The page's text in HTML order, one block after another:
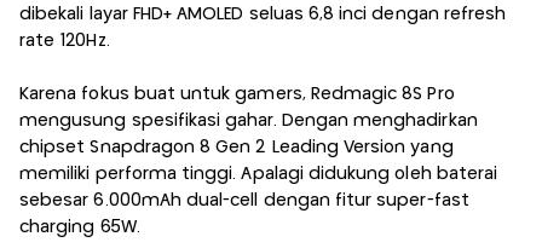
dibekali layar FHD+ AMOLED seluas 6,8 inci dengan refresh
rate 120Hz.
Karena fokus buat untuk gamers, Redmagic 8S Pro
mengusung spesifikasi gahar. Dengan menghadirkan
chipset Snapdragon 8 Gen 2 Leading Version yang
memiliki performa tinggi. Apalagi didukung oleh baterai
sebesar 6.000mAh dual-cell dengan fitur super-fast
charging 65W.